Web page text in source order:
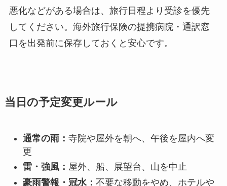
悪化などがある場合は、旅行日程より受診を優先
してください。海外旅行保険の提携病院・通訳窓
口を出発前に保存しておくと安心です。
当日の予定変更ルール
通常の雨： 寺院や屋外を朝へ、午後を屋内へ変
更
雷・強風： 屋外、船、展望台、山を中止
豪雨警報・冠水： 不要な移動をやめ、ホテルや